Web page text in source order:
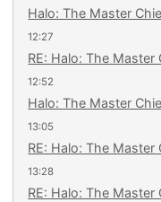
Halo: The Master
12:27
RE: Halo: The Master
12:52
Halo: The Master
13:05
RE: Halo: The Master
13:28
RE: Halo: The Master